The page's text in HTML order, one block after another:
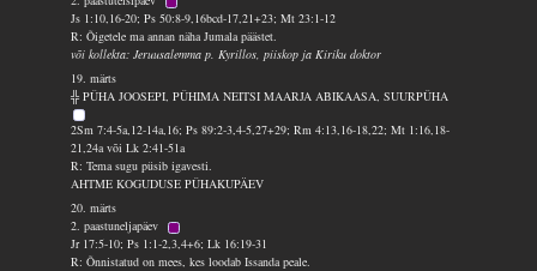
Js 1:10,16-20; Ps 50:8-9,16bcd-17,21+23; Mt 23:1-12
R: Õigetele ma annan näha Jumala päästet.
või kollekta: Jeruusalemma p. Kyrillos, piiskop ja Kiriku doktor
19. märts
╬ PÜHA JOOSEPI, PÜHIMA NEITSI MAARJA ABIKAASA, SUURPÜHA
2Sm 7:4-5a,12-14a,16; Ps 89:2-3,4-5,27+29; Rm 4:13,16-18,22; Mt 1:16,18-
21,24a või Lk 2:41-51a
R: Tema sugu püsib igavesti.
AHTME KOGUDUSE PÜHAKUPÄEV
20. märts
2. paastuneljapäev
Jr 17:5-10; Ps 1:1-2,3,4+6; Lk 16:19-31
R: Õnnistatud on mees, kes loodab Issanda peale.